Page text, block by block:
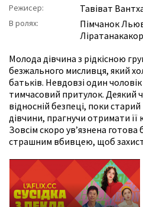
Режисер: Тавіват
В ролях: Пімчанок
Молода дівчина з рідкісною
безжального мисливця, який
батьків. Невдовзі один
тимчасовий притулок. Деякий
відносній безпеці, поки
дівчини, прагнучи отримати
Зовсім скоро ув’язнена готова
страшним вбивцею, щоб